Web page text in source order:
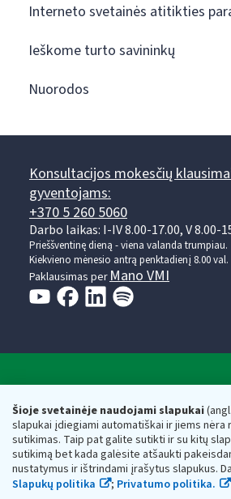
Šioje svetainėje naudojami slapukai
slapukai įdiegiami automatiškai ir jiems nėra
sutikimas. Taip pat galite sutikti ir su kitų
sutikimą bet kada galėsite atšaukti
nustatymus ir ištrindami įrašytus slapukus.
Slapukų politika
; Privatumo politika.
Interneto svetainės atitikties
Ieškome turto savininkų
Nuorodos
Konsultacijos mokesčių
gyventojams:
+370 5 260 5060
Darbo laikas: I-IV 8.00-17.00, V 8.00-
Prieššventinę dieną - viena valanda trumpiau.
Kiekvieno mėnesio antrą penktadienį 8.00 val.
Paklausimas per Mano VMI
Respublikos finansų ministerijos
Biudžetinė įstaiga. Juridinio asmens kodas —
adresas: Vasario 16-osios g. 14, 01107
vmi@vmi.lt, E. pristatymo dėžutės adresas
Duomenys apie Valstybinę mokesčių
Respublikos finansų ministerijos kaupiami ir